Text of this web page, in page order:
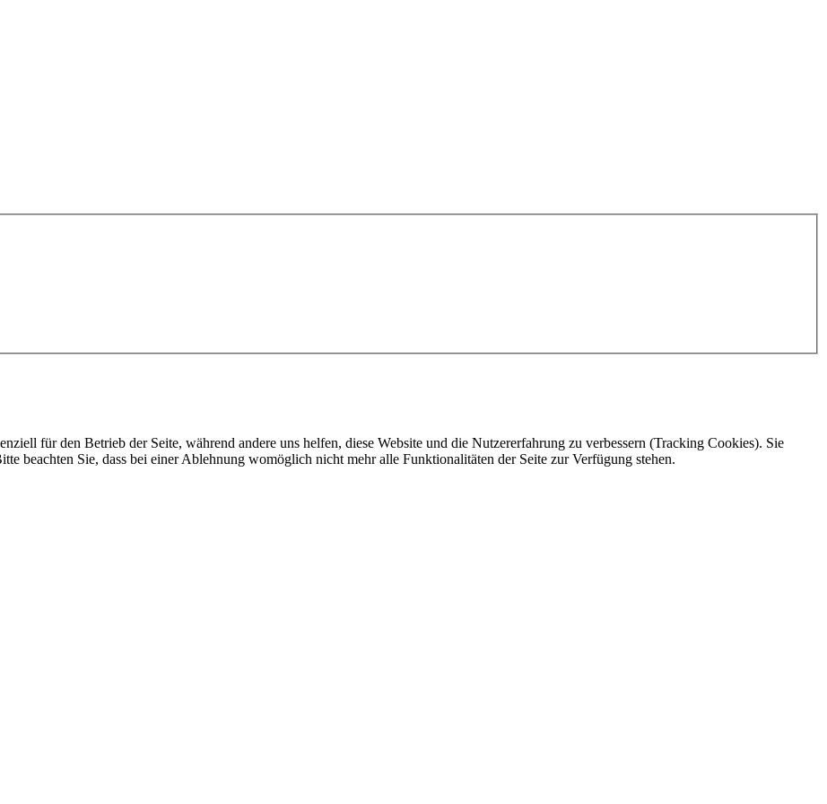
für den Betrieb der Seite, während andere uns helfen, diese Website und die Nutzererfahrung zu verbessern (Tracking Cookies). Sie
beachten Sie, dass bei einer Ablehnung womöglich nicht mehr alle Funktionalitäten der Seite zur Verfügung stehen.